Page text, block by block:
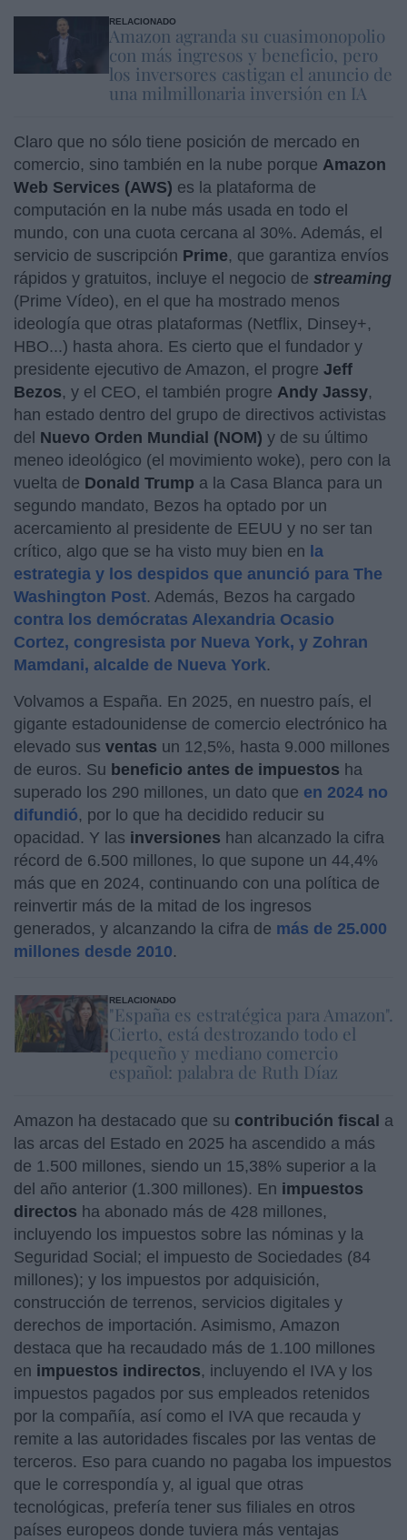
RELACIONADO
Amazon agranda su cuasimonopolio
con más ingresos y beneficio, pero
los inversores castigan el anuncio de
una milmillonaria inversión en IA
Claro que no sólo tiene posición de mercado en
comercio, sino también en la nube porque Amazon
Web Services (AWS) es la plataforma de
computación en la nube más usada en todo el
mundo, con una cuota cercana al 30%. Además, el
servicio de suscripción Prime, que garantiza envíos
rápidos y gratuitos, incluye el negocio de streaming
(Prime Vídeo), en el que ha mostrado menos
ideología que otras plataformas (Netflix, Dinsey+,
HBO...) hasta ahora. Es cierto que el fundador y
presidente ejecutivo de Amazon, el progre Jeff
Bezos, y el CEO, el también progre Andy Jassy,
han estado dentro del grupo de directivos activistas
del Nuevo Orden Mundial (NOM) y de su último
meneo ideológico (el movimiento woke), pero con la
vuelta de Donald Trump a la Casa Blanca para un
segundo mandato, Bezos ha optado por un
acercamiento al presidente de EEUU y no ser tan
crítico, algo que se ha visto muy bien en la
estrategia y los despidos que anunció para The
Washington Post. Además, Bezos ha cargado
contra los demócratas Alexandria Ocasio
Cortez, congresista por Nueva York, y Zohran
Mamdani, alcalde de Nueva York.
Volvamos a España. En 2025, en nuestro país, el
gigante estadounidense de comercio electrónico ha
elevado sus ventas un 12,5%, hasta 9.000 millones
de euros. Su beneficio antes de impuestos ha
superado los 290 millones, un dato que en 2024 no
difundió, por lo que ha decidido reducir su
opacidad. Y las inversiones han alcanzado la cifra
récord de 6.500 millones, lo que supone un 44,4%
más que en 2024, continuando con una política de
reinvertir más de la mitad de los ingresos
generados, y alcanzando la cifra de más de 25.000
millones desde 2010.
RELACIONADO
"España es estratégica para Amazon".
Cierto, está destrozando todo el
pequeño y mediano comercio
español: palabra de Ruth Díaz
Amazon ha destacado que su contribución fiscal a
las arcas del Estado en 2025 ha ascendido a más
de 1.500 millones, siendo un 15,38% superior a la
del año anterior (1.300 millones). En impuestos
directos ha abonado más de 428 millones,
incluyendo los impuestos sobre las nóminas y la
Seguridad Social; el impuesto de Sociedades (84
millones); y los impuestos por adquisición,
construcción de terrenos, servicios digitales y
derechos de importación. Asimismo, Amazon
destaca que ha recaudado más de 1.100 millones
en impuestos indirectos, incluyendo el IVA y los
impuestos pagados por sus empleados retenidos
por la compañía, así como el IVA que recauda y
remite a las autoridades fiscales por las ventas de
terceros. Eso para cuando no pagaba los impuestos
que le correspondía y, al igual que otras
tecnológicas, prefería tener sus filiales en otros
países europeos donde tuviera más ventajas